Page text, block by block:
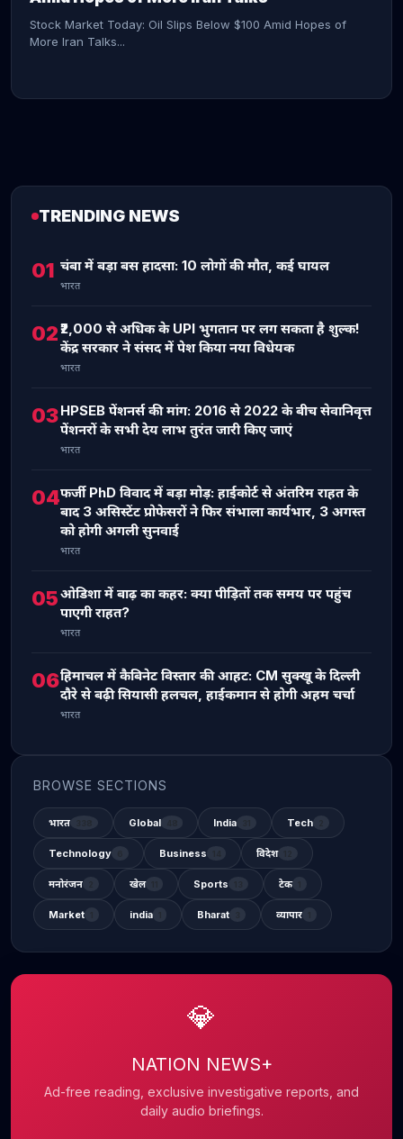
Stock Market Today: Oil Slips Below $100 Amid Hopes of
More Iran Talks...
TRENDING NEWS
01 चंबा में बड़ा बस हादसा: 10 लोगों की मौत, कई घायल
भारत
02₹2,000 से अधिक के UPI भुगतान पर लग सकता है शुल्क!
केंद्र सरकार ने संसद में पेश किया नया विधेयक
भारत
03HPSEB पेंशनर्स की मांग: 2016 से 2022 के बीच सेवानिवृत्त
पेंशनरों के सभी देय लाभ तुरंत जारी किए जाएं
भारत
04फर्जी PhD विवाद में बड़ा मोड़: हाईकोर्ट से अंतरिम राहत के
बाद 3 असिस्टेंट प्रोफेसरों ने फिर संभाला कार्यभार, 3 अगस्त
को होगी अगली सुनवाई
भारत
05ओडिशा में बाढ़ का कहर: क्या पीड़ितों तक समय पर पहुंच
पाएगी राहत?
भारत
06हिमाचल में कैबिनेट विस्तार की आहट: CM सुक्खू के दिल्ली
दौरे से बढ़ी सियासी हलचल, हाईकमान से होगी अहम चर्चा
भारत
BROWSE SECTIONS
भारत Global India Tech
Technology Business विदेश
मनोरंजन खेल Sports टेक
Market india Bharat व्यापार
💎
NATION NEWS+
Ad-free reading, exclusive investigative reports, and
daily audio briefings.